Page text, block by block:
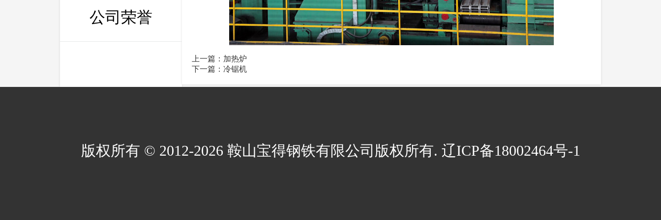
公司荣誉
上一篇： 加热炉
下一篇： 冷锯机
版权所有 © 2012-2026 鞍山宝得钢铁有限公司版权所有. 辽ICP备18002464号-1